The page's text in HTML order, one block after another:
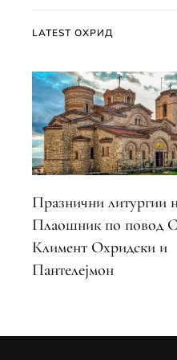
LATEST ОХРИД
Празнични литургии
Плаошник по повод
Климент Охридски и
Пантелејмон